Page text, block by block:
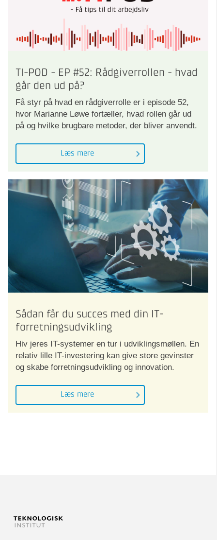
TI-POD - EP #52: Rådgiverrollen - hvad
går den ud på?
Få styr på hvad en rådgiverrolle er i episode 52,
hvor Marianne Løwe fortæller, hvad rollen går ud
på og hvilke brugbare metoder, der bliver anvendt.
Læs mere
Sådan får du succes med din IT-
forretningsudvikling
Hiv jeres IT-systemer en tur i udviklingsmøllen. En
relativ lille IT-investering kan give store gevinster
og skabe forretningsudvikling og innovation.
Læs mere